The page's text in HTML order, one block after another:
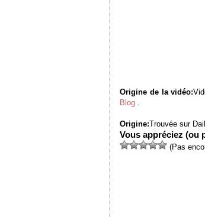
Origine de la vidéo:
Blog .
Origine:Trouvée sur
Vous appréciez (ou
(Pas